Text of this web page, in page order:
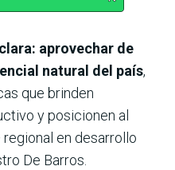
aprovechar de
natural del país,
que brinden
y posicionen al
en desarrollo
De Barros.